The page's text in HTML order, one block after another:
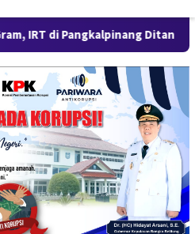
Ditangkap Ditresnarkoba